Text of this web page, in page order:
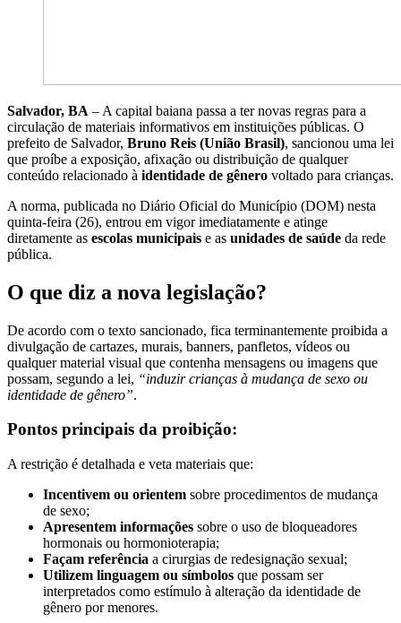
Salvador, BA – A capital baiana passa a ter novas regras para a
circulação de materiais informativos em instituições públicas. O
prefeito de Salvador, Bruno Reis (União Brasil), sancionou uma lei
que proíbe a exposição, afixação ou distribuição de qualquer
conteúdo relacionado à identidade de gênero voltado para crianças.
A norma, publicada no Diário Oficial do Município (DOM) nesta
quinta-feira (26), entrou em vigor imediatamente e atinge
diretamente as escolas municipais e as unidades de saúde da rede
pública.
O que diz a nova legislação?
De acordo com o texto sancionado, fica terminantemente proibida a
divulgação de cartazes, murais, banners, panfletos, vídeos ou
qualquer material visual que contenha mensagens ou imagens que
possam, segundo a lei, “induzir crianças à mudança de sexo ou
identidade de gênero”.
Pontos principais da proibição:
A restrição é detalhada e veta materiais que:
Incentivem ou orientem sobre procedimentos de mudança
de sexo;
Apresentem informações sobre o uso de bloqueadores
hormonais ou hormonioterapia;
Façam referência a cirurgias de redesignação sexual;
Utilizem linguagem ou símbolos que possam ser
interpretados como estímulo à alteração da identidade de
gênero por menores.